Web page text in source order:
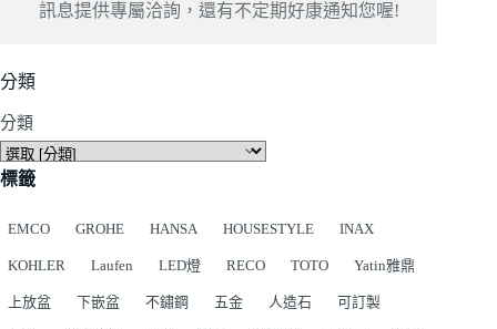
訊息提供專屬洽詢，還有不定期好康通知您喔!
分類
分類
標籤
EMCO GROHE HANSA HOUSESTYLE INAX
KOHLER Laufen LED燈 RECO TOTO Yatin雅鼎
上放盆 下嵌盆 不鏽鋼 五金 人造石 可訂製